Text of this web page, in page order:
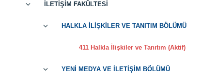
İLETİŞİM FAKÜLTESİ
HALKLA İLİŞKİLER VE TANITIM BÖLÜMÜ
411 Halkla İlişkiler ve Tanıtım (Aktif)
YENİ MEDYA VE İLETİŞİM BÖLÜMÜ